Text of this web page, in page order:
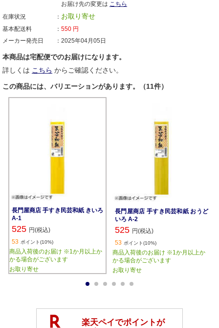
お届け先の変更は こちら
在庫状況
お取り寄せ
基本配送料 550 円
メーカー発売日
2025年04月05日
本商品は宅配便でのお届けになります。
詳しくは こちら からご確認ください。
この商品には、バリエーションがあります。（11件）
長門屋商店 手すき民芸和紙 きいろ
A-1
525 円(税込)
53 ポイント(10%)
商品入荷後のお届け ※1か月以上か
かる場合がございます
お取り寄せ
長門屋商店 手すき民芸和紙 おうど
いろ A-2
525 円(税込)
53 ポイント(10%)
商品入荷後のお届け ※1か月以上か
かる場合がございます
お取り寄せ